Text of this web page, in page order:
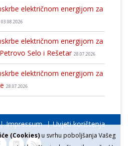
(Cookies)u svrhu poboljšanja Vašeg
električnom energijom za
03.08.2026
električnom energijom za
Selo i Rešetar 28.07.2026
električnom energijom za
28.07.2026
Impressum Uvjeti korištenja